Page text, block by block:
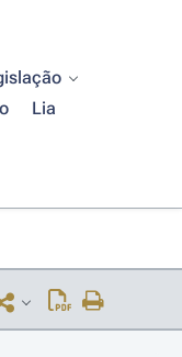
Lia